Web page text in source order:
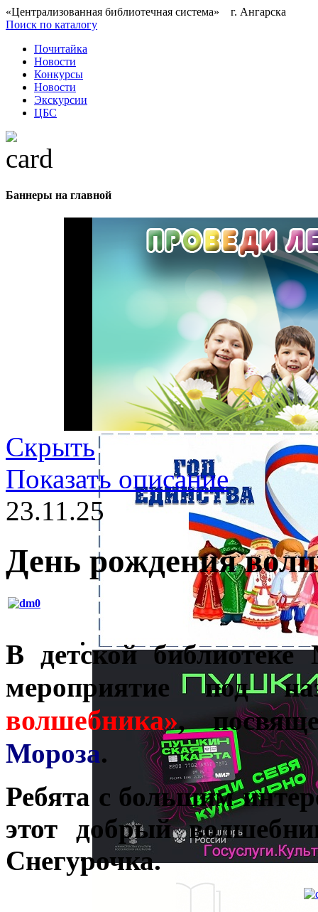
«Централизованная библиотечная система» г. Ангарска
Поиск по каталогу
Почитайка
Новости
Конкурсы
Новости
Экскурсии
ЦБС
Баннеры на главной
Скрыть
Показать описание
23.11.25
День рождения
В детской
мероприятие под
волшебника»,
Мороза.
Ребята с большим
этот добрый
Снегурочка.